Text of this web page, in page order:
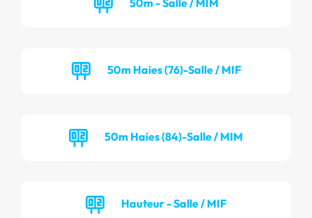
50m Haies (76)-Salle / MIF
50m Haies (84)-Salle / MIM
Hauteur - Salle / MIF